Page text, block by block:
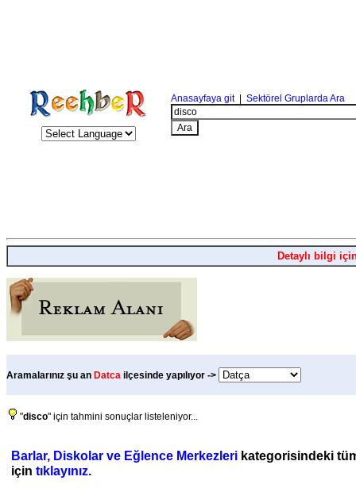
Anasayfaya git| Sektörel Gruplarda Ara
Detaylı bilgi
Aramalarınız şu an Datca ilçesinde yapılıyor ->
"disco" için tahmini sonuçlar listeleniyor...
Barlar, Diskolar ve Eğlence Merkezleri kategorisindeki
için tıklayınız.